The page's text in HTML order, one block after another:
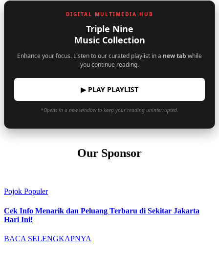
DIGITAL MULTIMEDIA HUB
Triple Nine
Music Collection
Enhance your focus. Listen to our curated playlist in a new tab while
you continue reading.
▶ PLAY PLAYLIST
*Opens in a new window to keep your reading uninterrupted.
Our Sponsor
Pojok Populer
Cek Info Menarik dan Peluang Terbaru di Sekitar Jakarta
Hari Ini!
BACA SELENGKAPNYA